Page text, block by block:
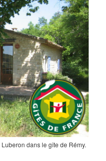
dans le gîte de Rémy.